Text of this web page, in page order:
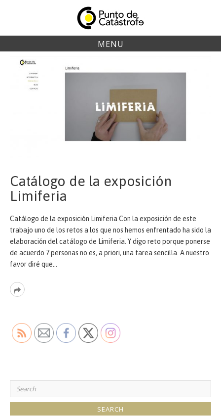
MENU
Catálogo de la exposición
Limiferia
Catálogo de la exposición Limiferia Con la exposición de este
trabajo uno de los retos a los que nos hemos enfrentado ha sido la
elaboración del catálogo de Limiferia. Y digo reto porque ponerse
de acuerdo 7 personas no es, a priori, una tarea sencilla. A nuestro
favor diré que…
Read
Search
for: